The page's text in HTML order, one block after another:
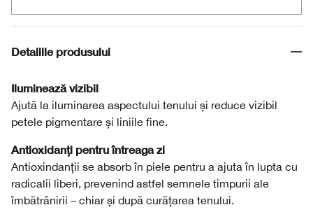
Detaliile produsului
Iluminează vizibil
Ajută la iluminarea aspectului tenului și reduce vizibil
petele pigmentare și liniile fine.
Antioxidanți pentru întreaga zi
Antioxindanții se absorb în piele pentru a ajuta în lupta cu
radicalii liberi, prevenind astfel semnele timpurii ale
îmbătrânirii – chiar și după curățarea tenului.